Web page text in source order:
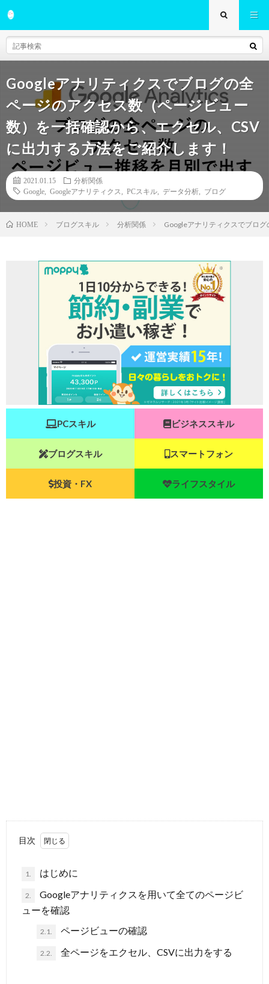
Googleアナリティクスでブログの全
ページのアクセス数（ページビュー
数）を一括確認から、エクセル、CSV
に出力する方法をご紹介します！
2021.01.15
分析関係
Google
Googleアナリティクス PCスキル データ分析 ブログ
HOME ブログスキル 分析関係 Googleアナリティクスでブロ
PCスキル ビジネススキル
ブログスキル スマートフォン
投資・FX ライフスタイル
目次
1. はじめに
2.
Googleアナリティクスを用いて全てのページビ
ューを確認
2.1. ページビューの確認
2.2. 全ページをエクセル、CSVに出力をする